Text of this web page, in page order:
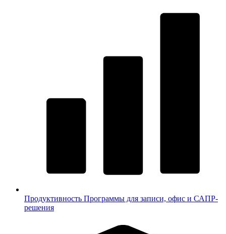
Продуктивность Программы для записи, офис и САПР-
решения